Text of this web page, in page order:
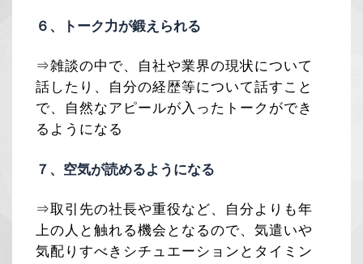
６、トーク力が鍛えられる
⇒雑談の中で、自社や業界の現状について
話したり、自分の経歴等について話すこと
で、自然なアピールが入ったトークができ
るようになる
７、空気が読めるようになる
⇒取引先の社長や重役など、自分よりも年
上の人と触れる機会となるので、気遣いや
気配りすべきシチュエーションとタイミン